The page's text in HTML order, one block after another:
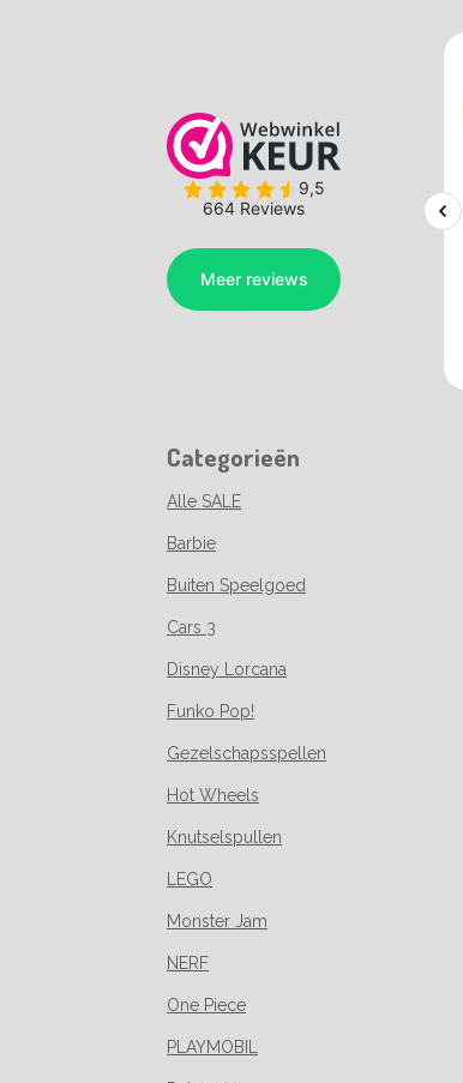
Categorieën
Alle SALE
Barbie
Buiten Speelgoed
Cars 3
Disney Lorcana
Funko Pop!
Gezelschapsspellen
Hot Wheels
Knutselspullen
LEGO
Monster Jam
NERF
One Piece
PLAYMOBIL